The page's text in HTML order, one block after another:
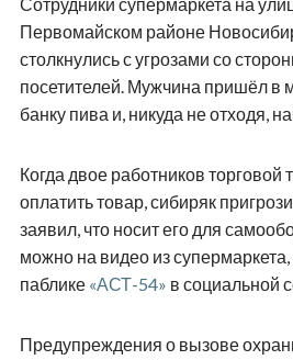
Первомайском районе
столкнулись с угрозами со
посетителей. Мужчина пришёл в
банку пива и, никуда не отходя,
Когда двое работников торговой
оплатить товар, сибиряк
заявил, что носит его для
можно на видео из
паблике «АСТ-54» в социальной
Предупреждения о вызове